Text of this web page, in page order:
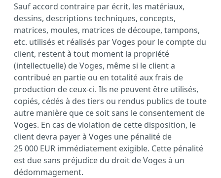
Sauf accord contraire par écrit, les matériaux,
dessins, descriptions techniques, concepts,
matrices, moules, matrices de découpe, tampons,
etc. utilisés et réalisés par Voges pour le compte du
client, restent à tout moment la propriété
(intellectuelle) de Voges, même si le client a
contribué en partie ou en totalité aux frais de
production de ceux-ci. Ils ne peuvent être utilisés,
copiés, cédés à des tiers ou rendus publics de toute
autre manière que ce soit sans le consentement de
Voges. En cas de violation de cette disposition, le
client devra payer à Voges une pénalité de
25 000 EUR immédiatement exigible. Cette pénalité
est due sans préjudice du droit de Voges à un
dédommagement.